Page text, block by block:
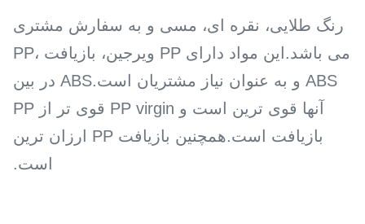
رنگ طلایی، نقره ای، مسی و به سفارش مشتری
می باشد.این مواد دارای PP ویرجین، بازیافت PP،
ABS و به عنوان نیاز مشتریان است.ABS در بین
آنها قوی ترین است و PP virgin قوی تر از PP
بازیافت است.همچنین بازیافت PP ارزان ترین
است.